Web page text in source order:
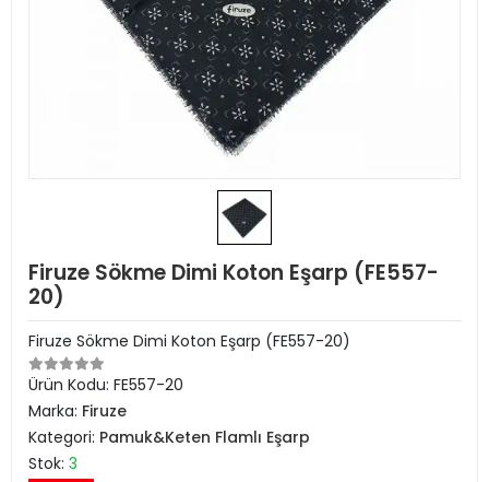
Firuze Sökme Dimi Koton Eşarp (FE557-
20)
Firuze Sökme Dimi Koton Eşarp (FE557-20)
Ürün Kodu: FE557-20
Marka: Firuze
Kategori: Pamuk&Keten Flamlı Eşarp
Stok: 3